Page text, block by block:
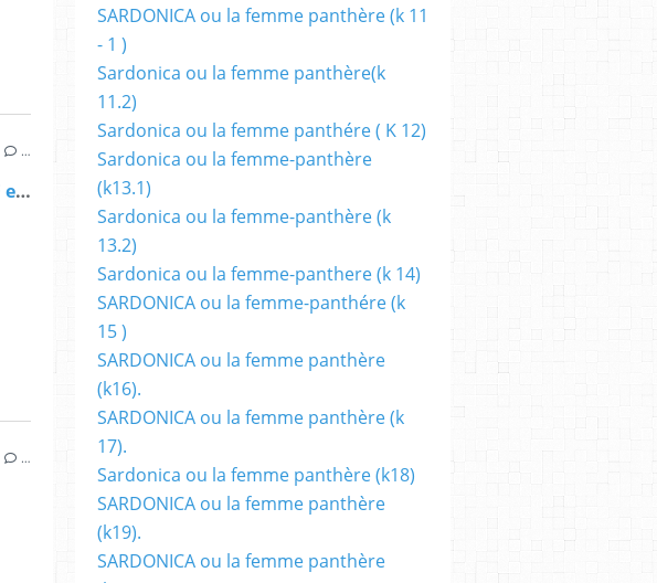
,GOBELINS GILBERT CHEVELU , THOMAS MUNIER,BILLY WINDLE
…
Brève histoire officielle du GWF et de l’Arkenstone
…
SARDONICA ou la femme panthère (k 11
- 1 )
Sardonica ou la femme panthère(k
11.2)
Sardonica ou la femme panthére ( K 12)
Sardonica ou la femme-panthère
(k13.1)
Sardonica ou la femme-panthère (k
13.2)
Sardonica ou la femme-panthere (k 14)
SARDONICA ou la femme-panthére (k
15 )
SARDONICA ou la femme panthère
(k16).
SARDONICA ou la femme panthère (k
17).
Sardonica ou la femme panthère (k18)
SARDONICA ou la femme panthère
(k19).
SARDONICA ou la femme panthère